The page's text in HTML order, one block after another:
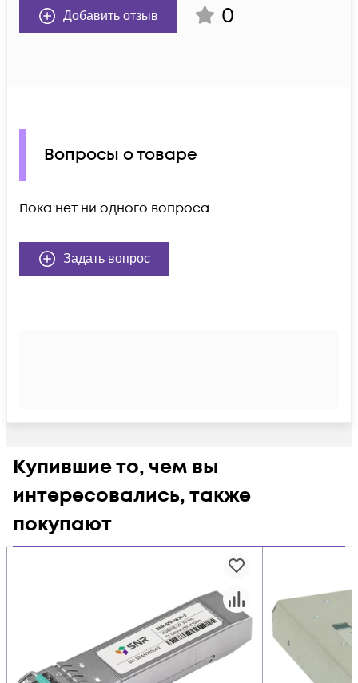
Добавить отзыв 0
Вопросы о товаре
Пока нет ни одного вопроса.
Задать вопрос
Купившие то, чем вы
интересовались, также
покупают